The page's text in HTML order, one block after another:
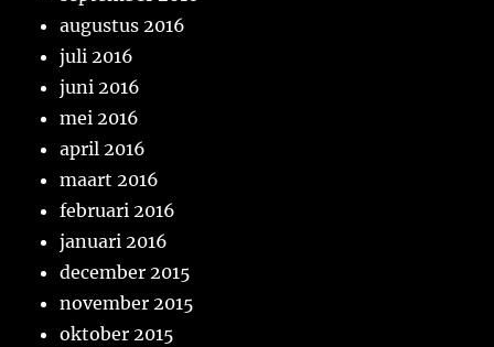
augustus 2016
juli 2016
juni 2016
mei 2016
april 2016
maart 2016
februari 2016
januari 2016
december 2015
november 2015
oktober 2015